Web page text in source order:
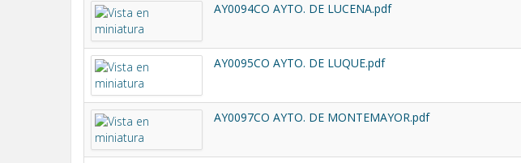
AY0094CO AYTO. DE LUCENA.pdf
AY0095CO AYTO. DE LUQUE.pdf
AY0097CO AYTO. DE MONTEMAYOR.pdf